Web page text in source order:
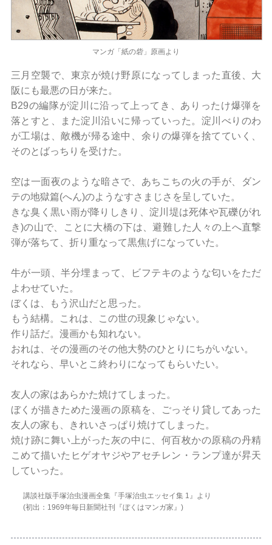
マンガ「紙の砦」原画より
三月空襲で、東京が焼け野原になってしまった直後、大
阪にも最悪の日が来た。
B29の編隊が淀川に沿って上ってき、ありったけ爆弾を
落とすと、また淀川沿いに帰っていった。淀川べりのわ
が工場は、敵機が帰る途中、余りの爆弾を捨てていく、
そのとばっちりを受けた。
空は一面夜のような暗さで、あちこちの火の手が、ダン
テの地獄篇(へん)のようなすさまじさを呈していた。
きな臭く黒い雨が降りしきり、淀川堤は死体や瓦礫(がれ
き)の山で、ことに大橋の下は、避難した人々の上へ直撃
弾が落ちて、折り重なって黒焦げになっていた。
牛が一頭、半分埋まって、ビフテキのような匂いをただ
よわせていた。
ぼくは、もう沢山だと思った。
もう結構。これは、この世の現象じゃない。
作り話だ。漫画かも知れない。
おれは、その漫画のその他大勢のひとりにちがいない。
それなら、早いとこ終わりになってもらいたい。
友人の家はあらかた焼けてしまった。
ぼくが描きためた漫画の原稿を、ごっそり貸してあった
友人の家も、きれいさっぱり焼けてしまった。
焼け跡に舞い上がった灰の中に、何百枚かの原稿の丹精
こめて描いたヒゲオヤジやアセチレン・ランプ達が昇天
していった。
講談社版手塚治虫漫画全集『手塚治虫エッセイ集 1』より
(初出：1969年毎日新聞社刊『ぼくはマンガ家』)